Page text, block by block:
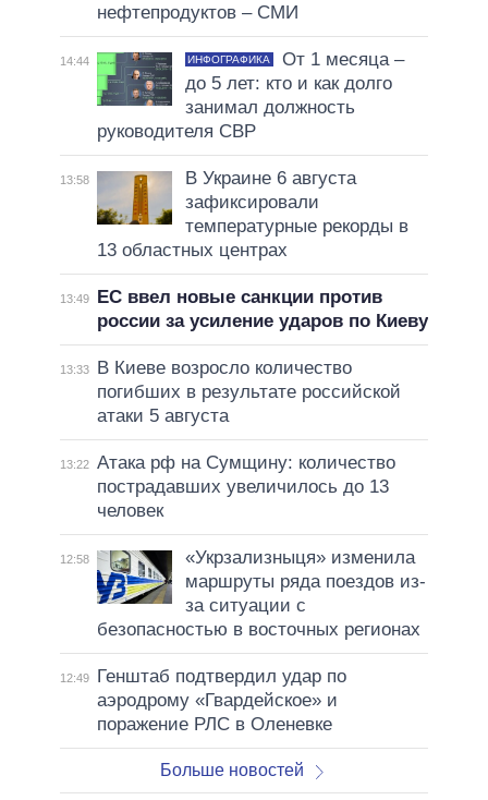
нефтепродуктов – СМИ
14:44 ИНФОГРАФИКА
От 1 месяца –
до 5 лет: кто и как долго
занимал должность
руководителя СВР
13:58
В Украине 6 августа
зафиксировали
температурные рекорды в
13 областных центрах
13:49
ЕС ввел новые санкции против
россии за усиление ударов по Киеву
13:33
В Киеве возросло количество
погибших в результате российской
атаки 5 августа
13:22 Атака рф на Сумщину: количество
пострадавших увеличилось до 13
человек
12:58
«Укрзализныця» изменила
маршруты ряда поездов из-
за ситуации с
безопасностью в восточных регионах
12:49
Генштаб подтвердил удар по
аэродрому «Гвардейское» и
поражение РЛС в Оленевке
Больше новостей